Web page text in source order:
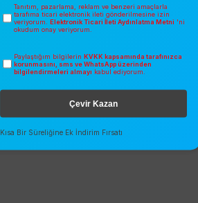
Tanıtım, pazarlama, reklam ve benzeri amaçlarla
tarafıma ticari elektronik ileti gönderilmesine izin
veriyorum. Elektronik Ticari İleti Aydınlatma Metni 'ni
okudum onay veriyorum.
Paylaştığım bilgilerin KVKK kapsamında tarafınızca
korunmasını, sms ve WhatsApp üzerinden
bilgilendirmeleri almayı kabul ediyorum.
Çevir Kazan
Kısa Bir Süreliğine Ek İndirim Fırsatı